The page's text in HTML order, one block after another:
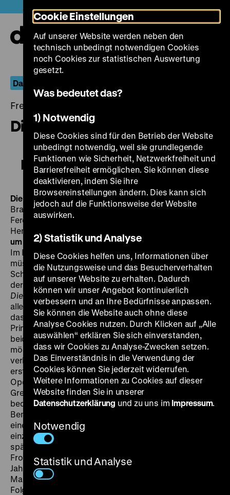
zum
Seiteninhalt
springen
Das Lied ist nicht aus
Freitag, 12. Juli 2019, 20.00 - 00.00 Uhr
Die – oder keine
Die – oder keine
Die – oder keineD 1932, R: Carl Froelich, B: Johannes
Brandt, Walter Supper, D: Gitta Alpár, Max Hansen,
Ferdinand von Alten, Paul Otto, Fritz Fischer, Paul
Henckels, 91’ ?
um 19 Uhr·Einführung am 12.07.: Lukas Foerster
Im Finale hebt Gitta Alpár endgültig ab, ihre Füße
müssen nicht mehr den Boden berühren, auf den
Schultern ihrer Untertanen schwebend singt sie sich
der endgültigen musikalischen Ekstase entgegen. In
Die – oder keinesetzt sich die pure Lust an Musik über
alle Grenzen hinweg. Ganz buchstäblich geschieht
das, wenn die fröhlich beknackte Handlung um zwei
Prinzen (Max Hansen und Ferdinand von Alten), die
beide das Herz der Sängerin Eva Petri (Alpár) gewinnen
möchten, sich in das fiktive Königreich Marana
verlagert. Der Grenzübertritt bietet Anlass für die
erstaunlichste Szene des Films: Die Mitglieder einer
Operntruppe treten einzeln durch ein Spalier von
Grenzsoldaten und singen, allseitig von Waffen
bedrängt, buchstäblich um ihre Freiheit.
Bemerkenswert ist außerdem, dass
einer der anarchischsten, wildesten und zumindest in
einzelnen Sequenzen subversivsten Musikfilme der
späten Weimarer Republik – ausgerechnet von Carl
Froelich inszeniert wurde, einem Regisseur, der nur ein
Jahr später nach der nationalsozialistischen
Machtübernahme in die NSDAP eintrat und in der
Folge zu einem der zuverlässigsten Systemregisseure
Cookie Einstellungen
Auf unserer Website werden neben den
technisch unbedingt notwendigen Cookies
noch Cookies zur statistischen Auswertung
gesetzt.
Was bedeutet das?
1) Notwendig
Diese Cookies sind für den Betrieb der Website
unbedingt notwendig, weil sie grundlegende
Funktionen wie Sicherheit, Netzwerkfreiheit und
Barrierefreiheit ermöglichen. Sie können diese
deaktivieren, indem Sie ihre
Browsereinstellungen ändern. Dies kann sich
jedoch auf die Funktionsweise der Website
auswirken.
2) Statistik und Analyse
Diese Cookies helfen uns, Informationen über
die Nutzungsweise und das Besucherverhalten
auf unserer Website zu erhalten. Dadurch
können wir unser Angebot kontinuierlich
verbessern und an Ihre Bedürfnisse anpassen.
Sie können die Website auch ohne diese
Analyse Cookies nutzen. Durch Klicken auf „Alle
auswählen“ erklären Sie sich einverstanden,
dass wir Cookies zu Analyse-Zwecken setzen.
Das Einverständnis in die Verwendung der
Cookies können Sie jederzeit widerrufen.
Weitere Informationen zu Cookies auf dieser
Website finden Sie in unserer
Datenschutzerklärung und zu uns im Impressum.
Notwendig
Statistik und Analyse